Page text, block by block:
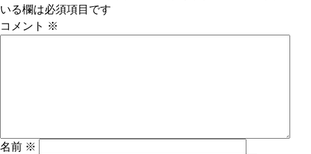
いる欄は必須項目です
コメント ※
名前 ※